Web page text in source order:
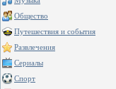
Общество
Путешествия и события
Развлечения
Сериалы
Спорт